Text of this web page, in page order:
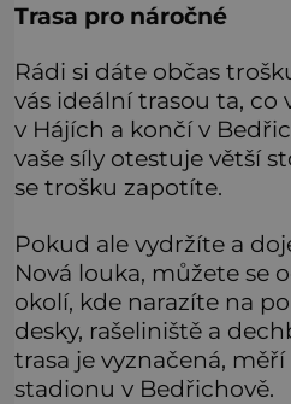
Trasa pro náročné
Rádi si dáte občas
vás ideální trasou ta, co
v Hájích a končí v
vaše síly otestuje větší
se trošku zapotíte.
Pokud ale vydržíte a
Nová louka, můžete se
okolí, kde narazíte na
desky, rašeliniště a
trasa je vyznačená, měří
stadionu v Bedřichově.